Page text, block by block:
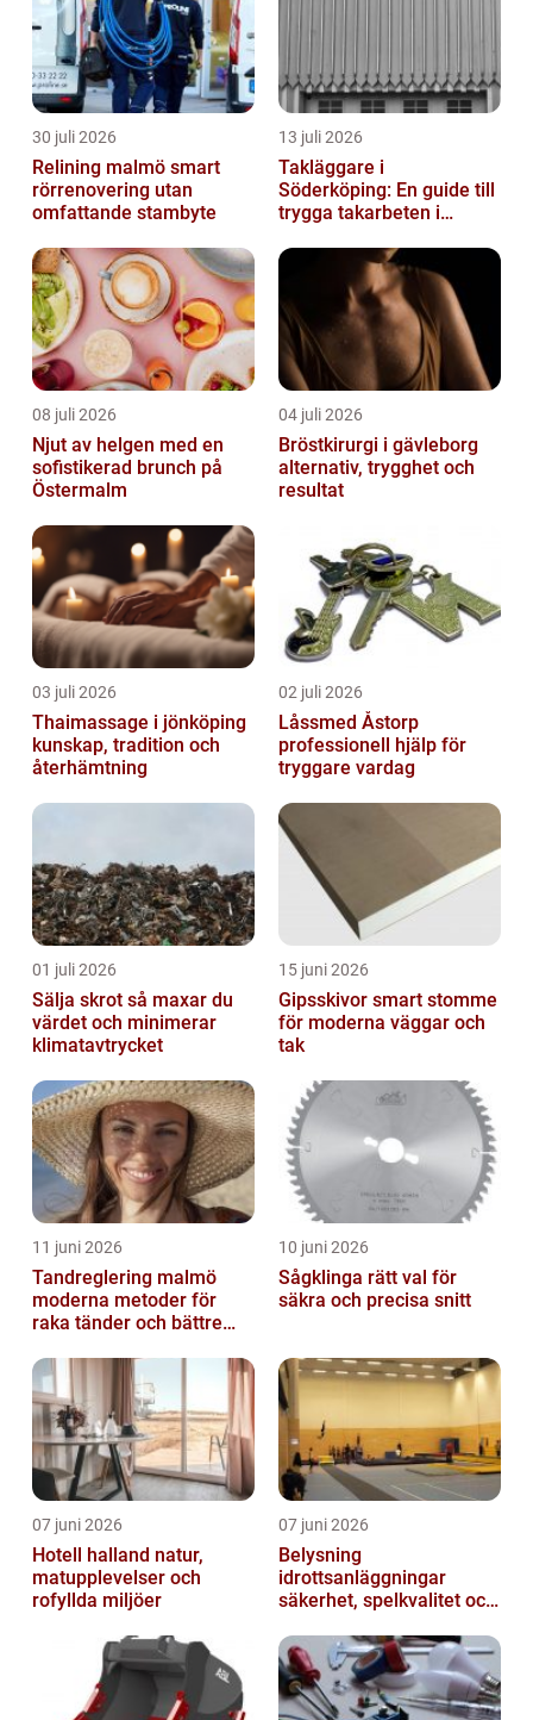
30 juli 2026
Relining malmö smart
rörrenovering utan
omfattande stambyte
13 juli 2026
Takläggare i
Söderköping: En guide till
trygga takarbeten i
08 juli 2026
Njut av helgen med en
sofistikerad brunch på
Östermalm
04 juli 2026
Bröstkirurgi i gävleborg
alternativ, trygghet och
resultat
03 juli 2026
Thaimassage i jönköping
kunskap, tradition och
återhämtning
02 juli 2026
Låssmed Åstorp
professionell hjälp för
tryggare vardag
01 juli 2026
Sälja skrot så maxar du
värdet och minimerar
klimatavtrycket
15 juni 2026
Gipsskivor smart stomme
för moderna väggar och
tak
11 juni 2026
Tandreglering malmö
moderna metoder för
raka tänder och bättre
10 juni 2026
Sågklinga rätt val för
säkra och precisa snitt
07 juni 2026
Hotell halland natur,
matupplevelser och
rofyllda miljöer
07 juni 2026
Belysning
idrottsanläggningar
säkerhet, spelkvalitet och